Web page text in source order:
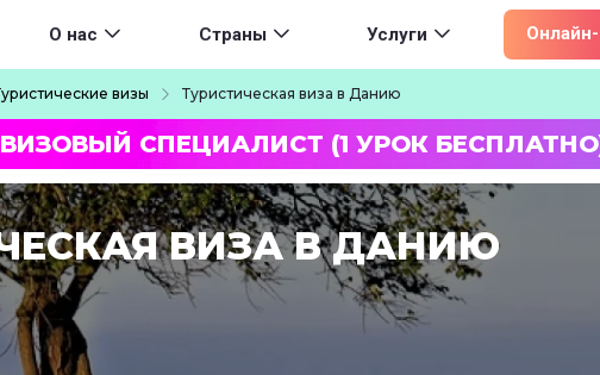
Main navigation
О нас Страны Услуги
визы Туристическая виза в Данию
СПЕЦИАЛИСТ (1 УРОК
ВИЗА В ДАНИЮ